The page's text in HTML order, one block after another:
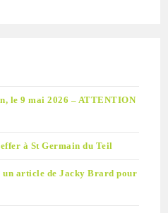
le 9 mai 2026 – ATTENTION
à St Germain du Teil
un article de Jacky Brard pour